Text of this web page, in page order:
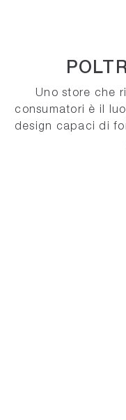
Uno store che
consumatori è il
design capaci di